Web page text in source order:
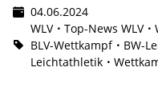
04.06.2024
WLV
Top-News WLV
BLV-Wettkampf
BW-
Leichtathletik